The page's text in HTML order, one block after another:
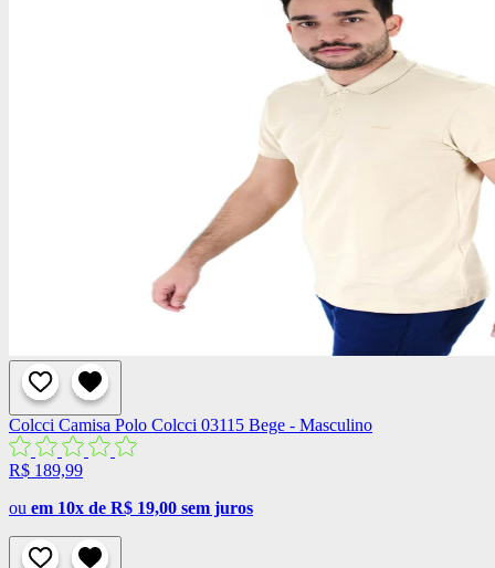
Colcci Camisa Polo Colcci 03115 Bege - Masculino
R$ 189,99
ou em 10x de R$ 19,00 sem juros